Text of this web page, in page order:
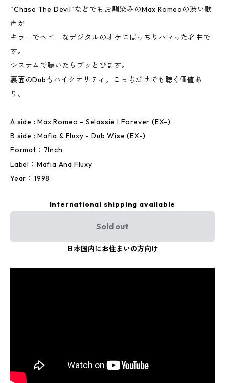
"Chase The Devil"などでもお馴染みのMax Romeoの渋い歌
声が
キラーでヘビーなデジタルのオケにばっちりハマった名曲で
す。
システムで聴いたらブッとびます。
裏面のDubもハイクオリティ。こっちだけでも聴く価値あ
り。
A side : Max Romeo - Selassie I Forever (EX-)
B side : Mafia & Fluxy - Dub Wise (EX-)
Format：7Inch
Label：Mafia And Fluxy
Year：1998
International shipping available
Sold out
日本国内にお住まいの方向け